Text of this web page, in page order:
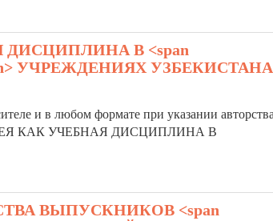
В <span
УЧРЕЖДЕНИЯХ УЗБЕКИСТАНА
и в любом формате при указании
КАК УЧЕБНАЯ ДИСЦИПЛИНА В
ВЫПУСКНИКОВ <span